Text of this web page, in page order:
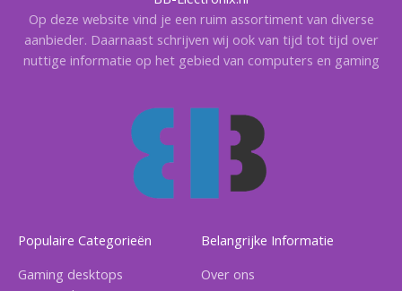
Op deze website vind je een ruim assortiment van diverse
aanbieder. Daarnaast schrijven wij ook van tijd tot tijd over
nuttige informatie op het gebied van computers en gaming
Populaire Categorieën
Gaming desktops
Belangrijke Informatie
Over ons